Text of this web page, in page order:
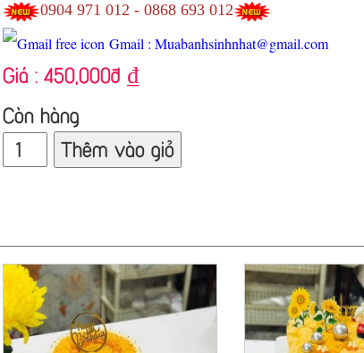
0904 971 012 - 0868 693 012
Gmail : Muabanhsinhnhat@gmail.com
Giá : 450,000đ ₫
Còn hàng
Thêm vào giỏ